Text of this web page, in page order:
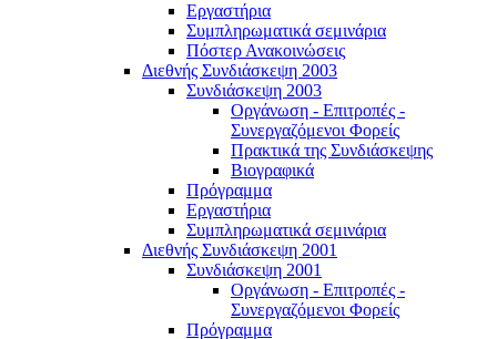
Εργαστήρια
Συμπληρωματικά σεμινάρια
Πόστερ Ανακοινώσεις
Διεθνής Συνδιάσκεψη 2003
Συνδιάσκεψη 2003
Οργάνωση - Επιτροπές -
Συνεργαζόμενοι Φορείς
Πρακτικά της Συνδιάσκεψης
Βιογραφικά
Πρόγραμμα
Εργαστήρια
Συμπληρωματικά σεμινάρια
Διεθνής Συνδιάσκεψη 2001
Συνδιάσκεψη 2001
Οργάνωση - Επιτροπές -
Συνεργαζόμενοι Φορείς
Πρόγραμμα